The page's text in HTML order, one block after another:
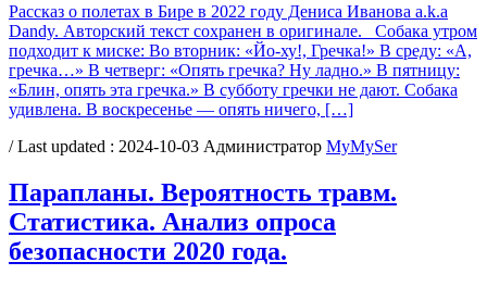
Рассказ о полетах в Бире в 2022 году Дениса Иванова a.k.a
Dandy. Авторский текст сохранен в оригинале. Собака утром
подходит к миске: Во вторник: «Йо-ху!, Гречка!» В среду: «А,
гречка…» В четверг: «Опять гречка? Ну ладно.» В пятницу:
«Блин, опять эта гречка.» В субботу гречки не дают. Собака
удивлена. В воскресенье — опять ничего, […]
/ Last updated : 2024-10-03 Администратор MyMySer
Парапланы. Вероятность травм.
Статистика. Анализ опроса
безопасности 2020 года.